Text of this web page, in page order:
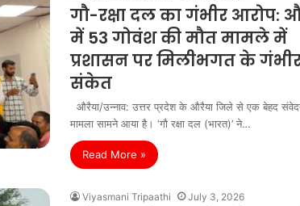
गौ-रक्षा दल का गंभीर आरोप:
में 53 गोवंश की मौत मामले में
प्रशासन पर मिलीभगत के
संकेत
औरैया/उन्नाव: उत्तर प्रदेश के औरैया जिले से एक बेहद
मामला सामने आया है। ‘गौ रक्षा दल (भारत)’ ने…
Read More »
Viyasmani Tripaathi July 3, 2026